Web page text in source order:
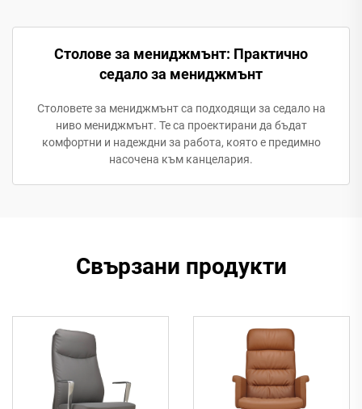
Столове за мениджмънт: Практично
седало за мениджмънт
Столовете за мениджмънт са подходящи за седало на
ниво мениджмънт. Те са проектирани да бъдат
комфортни и надеждни за работа, която е предимно
насочена към канцелария.
Свързани продукти